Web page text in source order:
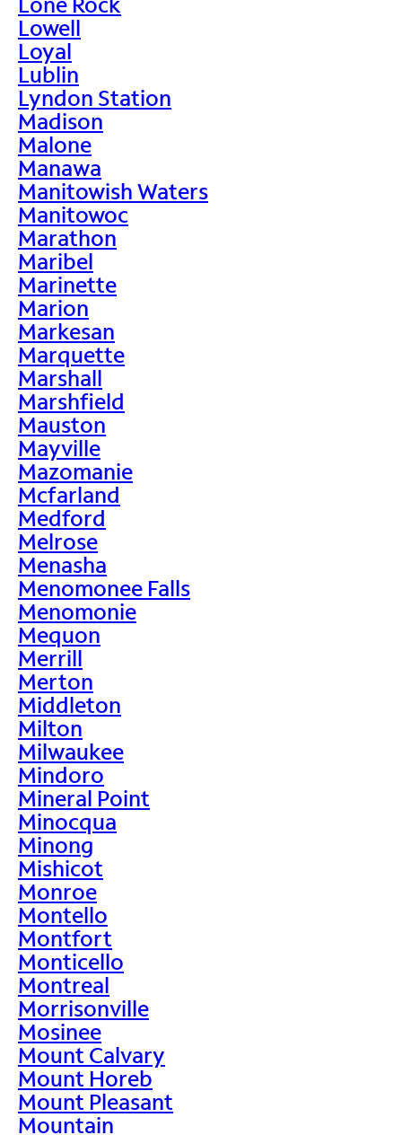
Lowell
Loyal
Lublin
Lyndon Station
Madison
Malone
Manawa
Manitowish Waters
Manitowoc
Marathon
Maribel
Marinette
Marion
Markesan
Marquette
Marshall
Marshfield
Mauston
Mayville
Mazomanie
Mcfarland
Medford
Melrose
Menasha
Menomonee Falls
Menomonie
Mequon
Merrill
Merton
Middleton
Milton
Milwaukee
Mindoro
Mineral Point
Minocqua
Minong
Mishicot
Monroe
Montello
Montfort
Monticello
Montreal
Morrisonville
Mosinee
Mount Calvary
Mount Horeb
Mount Pleasant
Mountain